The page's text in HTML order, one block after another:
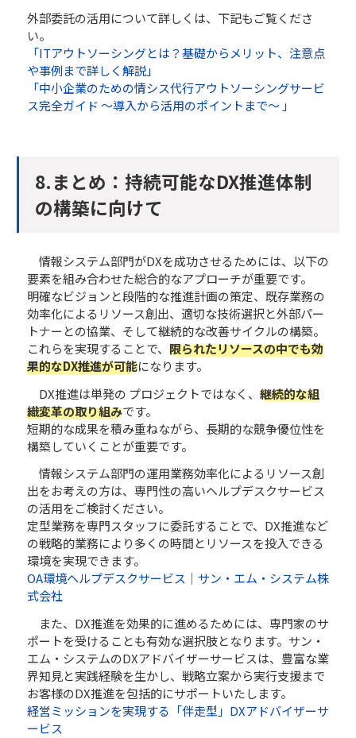
外部委託の活用について詳しくは、下記もご覧くださ
い。
「ITアウトソーシングとは？基礎からメリット、注意点
や事例まで詳しく解説」
「中小企業のための情シス代行アウトソーシングサービ
ス完全ガイド ～導入から活用のポイントまで～ 」
8.​​​​まとめ：持続可能なDX推進体制
の構築に向けて
情報システム部門がDXを成功させるためには、以下の
要素を組み合わせた総合的なアプローチが重要です。
明確なビジョンと段階的な推進計画の策定、既存業務の
効率化によるリソース創出、適切な技術選択と外部パー
トナーとの協業、そして継続的な改善サイクルの構築。
これらを実現することで、 限られたリソースの中でも効
果的なDX推進が可能になります。
DX推進は単発の プロジェクトではなく、 継続的な組
織変革の取り組みです。
短期的な成果を積み重ねながら、長期的な競争優位性を
構築していくことが重要です。
情報システム部門の運用業務効率化によるリソース創
出をお考えの方は、専門性の高いヘルプデスクサービス
の活用をご検討ください。
定型業務を専門スタッフに委託することで、DX推進など
の戦略的業務により多くの時間とリソースを投入できる
環境を実現できます。
OA環境ヘルプデスクサービス｜サン・エム・システム株
式会社
また、DX推進を効果的に進めるためには、専門家のサ
ポートを受けることも有効な選択肢となります。サン・
エム・システムのDXアドバイザーサービスは、豊富な業
界知見と実践経験を生かし、戦略立案から実行支援まで
お客様のDX推進を包括的にサポートいたします。
経営ミッションを実現する「伴走型」DXアドバイザーサ
ービス